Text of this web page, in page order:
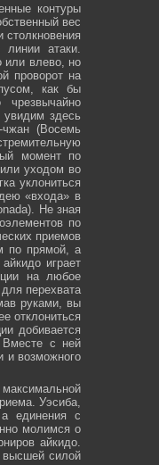
контуры
вес
столкновения
атаки.
или влево, но
проворот на
как бы
здесь
чжан (Восемь
момент по
уходом во
уклониться
«входа» в
Не зная
по
приемов
по прямой, а
играет
на любое
перехвата
руками, вы
отклониться
добивается
Вместе с ней
и возможного
Уэсиба,
единения с
молимся о
айкидо.
высшей силой